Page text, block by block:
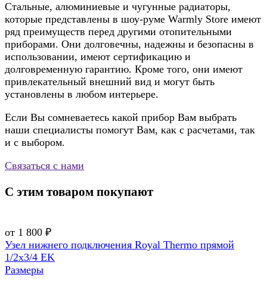
Стальные, алюминиевые и чугунные радиаторы,
которые представлены в шоу-руме Warmly Store имеют
ряд преимуществ перед другими отопительными
приборами. Они долговечны, надежны и безопасны в
использовании, имеют сертификацию и
долговременную гарантию. Кроме того, они имеют
привлекательный внешний вид и могут быть
установлены в любом интерьере.
Если Вы сомневаетесь какой прибор Вам выбрать
наши специалисты помогут Вам, как с расчетами, так
и с выбором.
Связаться с нами
С этим товаром покупают
от 1 800 ₽
Узел нижнего подключения Royal Thermo прямой
1/2х3/4 EK
Размеры